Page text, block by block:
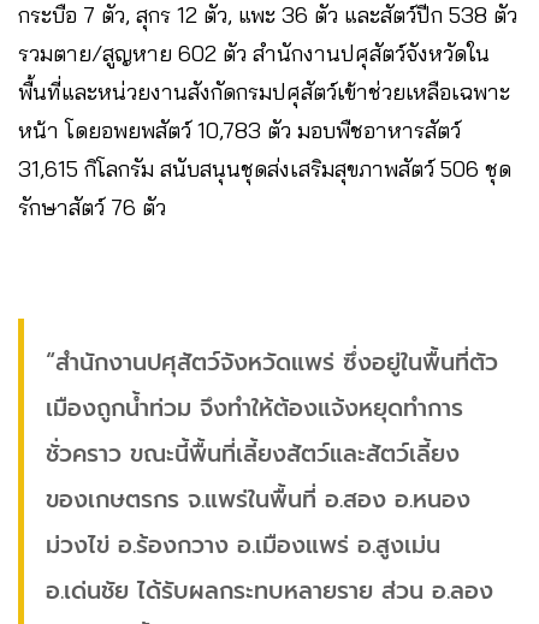
กระบือ 7 ตัว, สุกร 12 ตัว, แพะ 36 ตัว และสัตว์ปีก 538 ตัว
รวมตาย/สูญหาย 602 ตัว สำนักงานปศุสัตว์จังหวัดใน
พื้นที่และหน่วยงานสังกัดกรมปศุสัตว์เข้าช่วยเหลือเฉพาะ
หน้า โดยอพยพสัตว์ 10,783 ตัว มอบพืชอาหารสัตว์
31,615 กิโลกรัม สนับสนุนชุดส่งเสริมสุขภาพสัตว์ 506 ชุด
รักษาสัตว์ 76 ตัว
“สำนักงานปศุสัตว์จังหวัดแพร่ ซึ่งอยู่ในพื้นที่ตัว
เมืองถูกน้ำท่วม จึงทำให้ต้องแจ้งหยุดทำการ
ชั่วคราว ขณะนี้พื้นที่เลี้ยงสัตว์และสัตว์เลี้ยง
ของเกษตรกร จ.แพร่ในพื้นที่ อ.สอง อ.หนอง
ม่วงไข่ อ.ร้องกวาง อ.เมืองแพร่ อ.สูงเม่น
อ.เด่นชัย ได้รับผลกระทบหลายราย ส่วน อ.ลอง